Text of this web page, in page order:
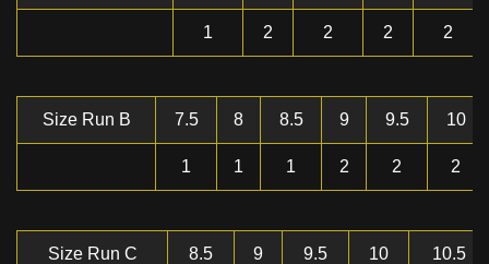
1 2 2 2 2
Size Run B 7.5 8 8.5 9 9.5 10
1 1 1 2 2 2
Size Run C 8.5 9 9.5 10 10.5